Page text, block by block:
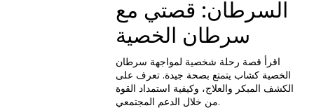
السرطان: قصتي مع
سرطان الخصية
اقرأ قصة رحلة شخصية لمواجهة سرطان
الخصية كشاب يتمتع بصحة جيدة. تعرف على
الكشف المبكر والعلاج، وكيفية استمداد القوة
من خلال الدعم المجتمعي.